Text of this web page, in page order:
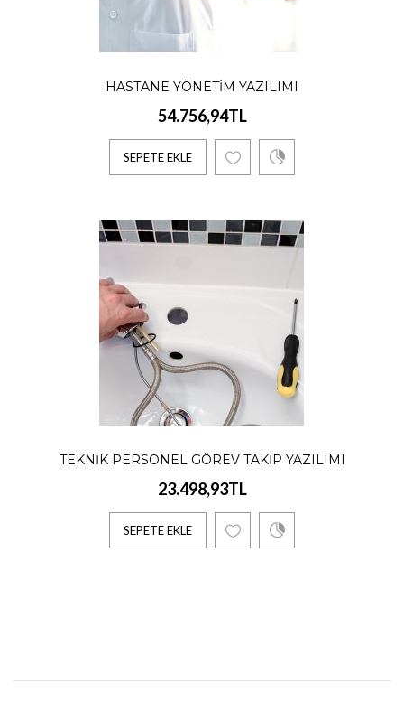
Teknik Personel Görev Takip
23.498,93TL
Yıllık Ödeme Alınır.1-Otel / Hastane Teknik
HASTANE YÖNETIM YAZILIMI
54.756,94TL
SEPETE EKLE
TEKNIK PERSONEL GÖREV TAKIP YAZILIMI
23.498,93TL
SEPETE EKLE